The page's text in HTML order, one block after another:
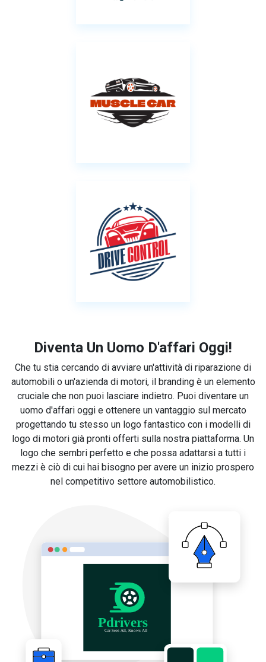
Diventa Un Uomo D'affari Oggi!
Che tu stia cercando di avviare un'attività di riparazione di
automobili o un'azienda di motori, il branding è un elemento
cruciale che non puoi lasciare indietro. Puoi diventare un
uomo d'affari oggi e ottenere un vantaggio sul mercato
progettando tu stesso un logo fantastico con i modelli di
logo di motori già pronti offerti sulla nostra piattaforma. Un
logo che sembri perfetto e che possa adattarsi a tutti i
mezzi è ciò di cui hai bisogno per avere un inizio prospero
nel competitivo settore automobilistico.